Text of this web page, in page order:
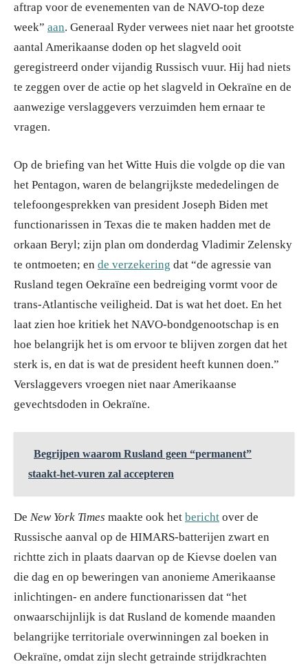
aftrap voor de evenementen van de NAVO-top deze
week” aan. Generaal Ryder verwees niet naar het grootste
aantal Amerikaanse doden op het slagveld ooit
geregistreerd onder vijandig Russisch vuur. Hij had niets
te zeggen over de actie op het slagveld in Oekraïne en de
aanwezige verslaggevers verzuimden hem ernaar te
vragen.
Op de briefing van het Witte Huis die volgde op die van
het Pentagon, waren de belangrijkste mededelingen de
telefoongesprekken van president Joseph Biden met
functionarissen in Texas die te maken hadden met de
orkaan Beryl; zijn plan om donderdag Vladimir Zelensky
te ontmoeten; en de verzekering dat “de agressie van
Rusland tegen Oekraïne een bedreiging vormt voor de
trans-Atlantische veiligheid. Dat is wat het doet. En het
laat zien hoe kritiek het NAVO-bondgenootschap is en
hoe belangrijk het is om ervoor te blijven zorgen dat het
sterk is, en dat is wat de president heeft kunnen doen.”
Verslaggevers vroegen niet naar Amerikaanse
gevechtsdoden in Oekraïne.
Begrijpen waarom Rusland geen “permanent”
staakt-het-vuren zal accepteren
De New York Times maakte ook het bericht over de
Russische aanval op de HIMARS-batterijen zwart en
richtte zich in plaats daarvan op de Kievse doelen van
die dag en op beweringen van anonieme Amerikaanse
inlichtingen- en andere functionarissen dat “het
onwaarschijnlijk is dat Rusland de komende maanden
belangrijke territoriale overwinningen zal boeken in
Oekraïne, omdat zijn slecht getrainde strijdkrachten